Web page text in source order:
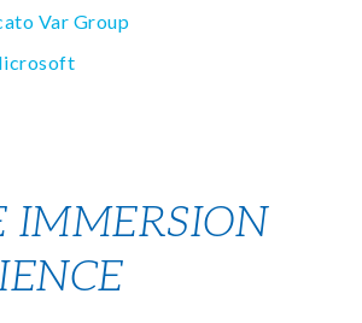
Var Group
IMMERSION